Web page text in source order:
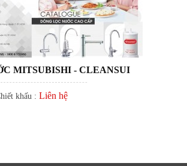
MITSUBISHI - CLEANSUI
khấu :Liên hệ